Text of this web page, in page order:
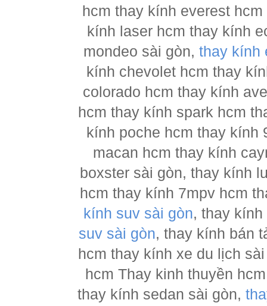
hcm thay kính everest
kính laser hcm thay kính
mondeo sài gòn, thay kính
kính chevolet hcm thay
colorado hcm thay kính
hcm thay kính spark hcm
kính poche hcm thay kính
macan hcm thay kính
boxster sài gòn, thay kính
hcm thay kính 7mpv hcm
kính suv sài gòn, thay
suv sài gòn, thay kính bán
hcm thay kính xe du lịch
hcm Thay kinh thuyền
thay kính sedan sài gòn,